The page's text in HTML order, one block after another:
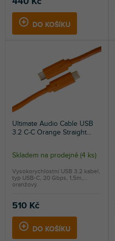
hvězdiček.
DO KOŠÍKU
Ultimate Audio Cable USB
3.2 C-C Orange Straight
Průměrné
hodnocení
produktu
5,0
hvězdiček.
Skladem na prodejně (4 ks)
510 Kč
DO KOŠÍKU
Vysokorychlostní USB 3.2 kabel,
typ USB-C, 20 Gbps, 1,5m,
oranžový.